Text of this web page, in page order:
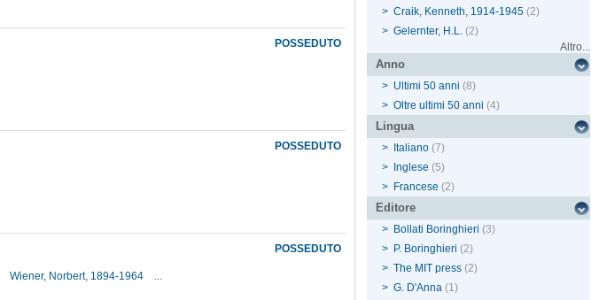
POSSEDUTO
POSSEDUTO
POSSEDUTO
Wiener, Norbert, 1894-1964
...
> Craik, Kenneth, 1914-1945 (2)
> Gelernter, H.L. (2)
Altro...
Anno
> Ultimi 50 anni (8)
> Oltre ultimi 50 anni (4)
Lingua
> Italiano (7)
>
Inglese (5)
> Francese (2)
Editore
> Bollati Boringhieri (3)
> P. Boringhieri (2)
> The MIT press (2)
> G. D'Anna (1)